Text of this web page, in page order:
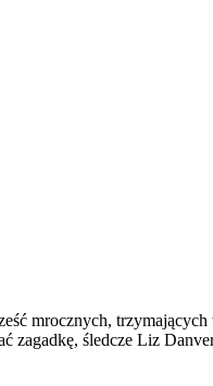
mrocznych,
śledcze Liz